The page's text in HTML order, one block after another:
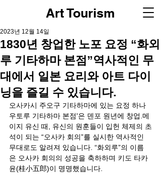
Art Tourism
1830년 창업한 노포 요정 “화외
루 기타하마 본점”역사적인 무
대에서 일본 요리와 아트 다이
닝을 즐길 수 있습니다.
2023년 12월 14일
오사카시 주오구 기타하마에 있는 요정 하나
우토루 기타하마 본점'은 덴포 원년에 창업.메
이지 유신 때, 유신의 원훈들이 입헌 체제의 초
석이 되는 “오사카 회의”를 실시한 역사적인
무대로도 알려져 있습니다. “화외루”의 이름
은 오사카 회의의 성공을 축하하며 키도 타카
윤(桂小五郎)이 명명했습니다.